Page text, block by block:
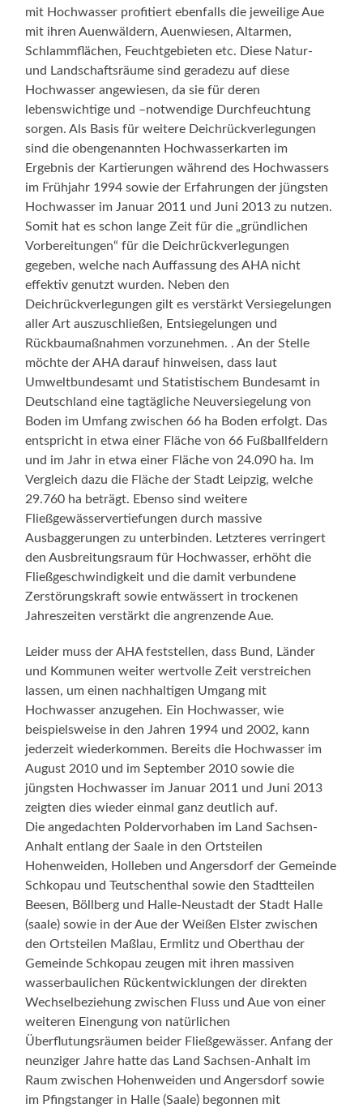
mit Hochwasser profitiert ebenfalls die jeweilige Aue
mit ihren Auenwäldern, Auenwiesen, Altarmen,
Schlammflächen, Feuchtgebieten etc. Diese Natur-
und Landschaftsräume sind geradezu auf diese
Hochwasser angewiesen, da sie für deren
lebenswichtige und –notwendige Durchfeuchtung
sorgen. Als Basis für weitere Deichrückverlegungen
sind die obengenannten Hochwasserkarten im
Ergebnis der Kartierungen während des Hochwassers
im Frühjahr 1994 sowie der Erfahrungen der jüngsten
Hochwasser im Januar 2011 und Juni 2013 zu nutzen.
Somit hat es schon lange Zeit für die „gründlichen
Vorbereitungen“ für die Deichrückverlegungen
gegeben, welche nach Auffassung des AHA nicht
effektiv genutzt wurden. Neben den
Deichrückverlegungen gilt es verstärkt Versiegelungen
aller Art auszuschließen, Entsiegelungen und
Rückbaumaßnahmen vorzunehmen. . An der Stelle
möchte der AHA darauf hinweisen, dass laut
Umweltbundesamt und Statistischem Bundesamt in
Deutschland eine tagtägliche Neuversiegelung von
Boden im Umfang zwischen 66 ha Boden erfolgt. Das
entspricht in etwa einer Fläche von 66 Fußballfeldern
und im Jahr in etwa einer Fläche von 24.090 ha. Im
Vergleich dazu die Fläche der Stadt Leipzig, welche
29.760 ha beträgt. Ebenso sind weitere
Fließgewässervertiefungen durch massive
Ausbaggerungen zu unterbinden. Letzteres verringert
den Ausbreitungsraum für Hochwasser, erhöht die
Fließgeschwindigkeit und die damit verbundene
Zerstörungskraft sowie entwässert in trockenen
Jahreszeiten verstärkt die angrenzende Aue.
Leider muss der AHA feststellen, dass Bund, Länder
und Kommunen weiter wertvolle Zeit verstreichen
lassen, um einen nachhaltigen Umgang mit
Hochwasser anzugehen. Ein Hochwasser, wie
beispielsweise in den Jahren 1994 und 2002, kann
jederzeit wiederkommen. Bereits die Hochwasser im
August 2010 und im September 2010 sowie die
jüngsten Hochwasser im Januar 2011 und Juni 2013
zeigten dies wieder einmal ganz deutlich auf.
Die angedachten Poldervorhaben im Land Sachsen-
Anhalt entlang der Saale in den Ortsteilen
Hohenweiden, Holleben und Angersdorf der Gemeinde
Schkopau und Teutschenthal sowie den Stadtteilen
Beesen, Böllberg und Halle-Neustadt der Stadt Halle
(saale) sowie in der Aue der Weißen Elster zwischen
den Ortsteilen Maßlau, Ermlitz und Oberthau der
Gemeinde Schkopau zeugen mit ihren massiven
wasserbaulichen Rückentwicklungen der direkten
Wechselbeziehung zwischen Fluss und Aue von einer
weiteren Einengung von natürlichen
Überflutungsräumen beider Fließgewässer. Anfang der
neunziger Jahre hatte das Land Sachsen-Anhalt im
Raum zwischen Hohenweiden und Angersdorf sowie
im Pfingstanger in Halle (Saale) begonnen mit